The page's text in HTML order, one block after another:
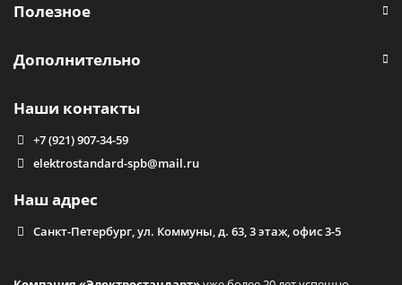
Полезное
Дополнительно
Наши контакты
+7 (921) 907-34-59
elektrostandard-spb@mail.ru
Наш адрес
Санкт-Петербург, ул. Коммуны, д. 63, 3 этаж, офис 3-5